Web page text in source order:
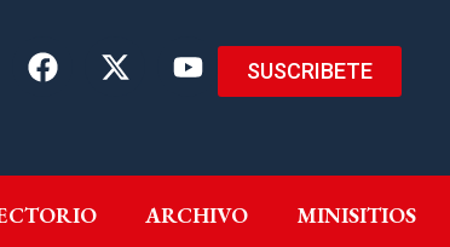
SUSCRIBETE
ARCHIVO MINISITIOS
DIRECTORIO ARCHIVO MINISITIOS